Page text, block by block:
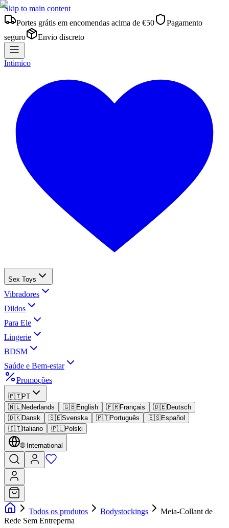
Skip to main content
Portes grátis em encomendas acima de €50
Pagamento
seguro
Envio discreto
Intimico
Sex Toys
Vibradores
Dildos
Para Ele
Lingerie
BDSM
Saúde e Bem-estar
Promoções
🇵🇹PT
🇳🇱Nederlands 🇬🇧English 🇫🇷Français 🇩🇪Deutsch
🇩🇰Dansk 🇸🇪Svenska 🇵🇹Português 🇪🇸Español
🇮🇹Italiano 🇵🇱Polski
🌐 International
Todos os produtos Bodystockings
Meia-Collant de
Rede Sem Entreperna